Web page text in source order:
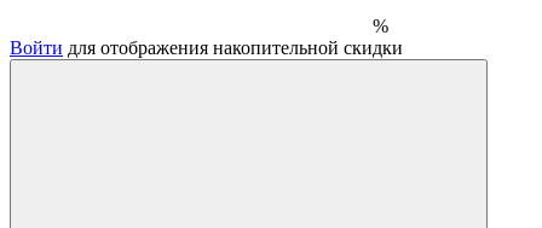
%
Войти для отображения накопительной скидки